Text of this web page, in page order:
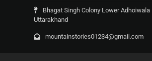
Bhagat Singh Colony Lower Adhoiwala
Uttarakhand
mountainstories01234@gmail.com